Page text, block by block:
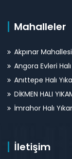
Mahalleler
Akpınar
Angora Evleri
Anıttepe Halı
DİKMEN HALI
İmrahor Halı
İletişim